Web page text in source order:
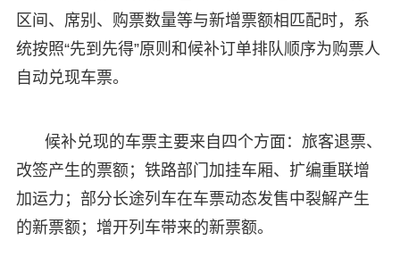
区间、席别、购票数量等与新增票额相匹配时，系
统按照“先到先得”原则和候补订单排队顺序为购票人
自动兑现车票。
候补兑现的车票主要来自四个方面：旅客退票、
改签产生的票额；铁路部门加挂车厢、扩编重联增
加运力；部分长途列车在车票动态发售中裂解产生
的新票额；增开列车带来的新票额。